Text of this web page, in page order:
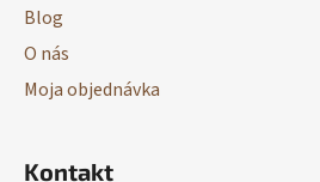
Blog
O nás
Moja objednávka
Kontakt